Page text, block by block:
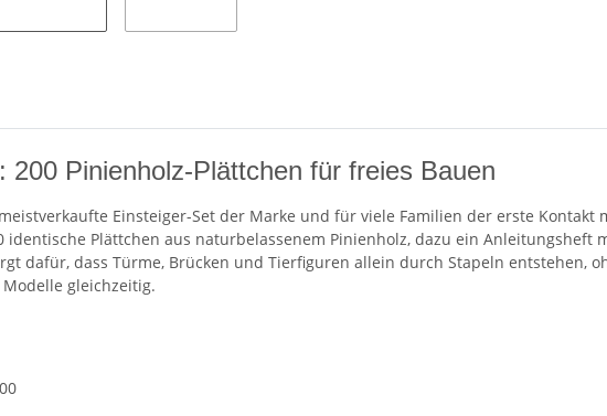
200 Pinienholz-Plättchen für freies Bauen
meistverkaufte Einsteiger-Set der Marke und für viele Familien der erste
identische Plättchen aus naturbelassenem Pinienholz, dazu ein
dafür, dass Türme, Brücken und Tierfiguren allein durch Stapeln entstehen,
gleichzeitig.